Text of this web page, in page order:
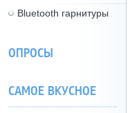
Bluetooth гарнитуры
ОПРОСЫ
САМОЕ ВКУСНОЕ